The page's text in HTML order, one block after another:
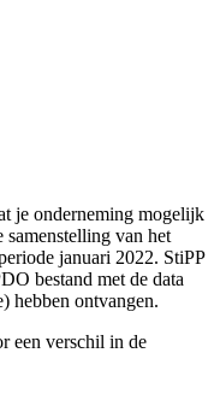
je onderneming mogelijk
van het
januari 2022. StiPP
bestand met de data
hebben ontvangen.
een verschil in de